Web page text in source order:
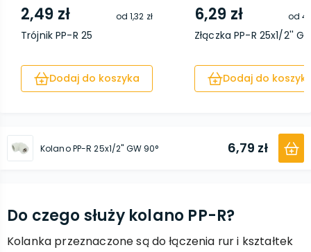
2,49 zł od1,32 zł
Trójnik PP-R 25
Dodaj do koszyka
6,29 zł od
Złączka PP-R 25x1/2''
Dodaj do
Kolano PP-R 25x1/2'' GW 90° 6,79 zł
Do czego służy kolano PP-R?
Kolanka przeznaczone są do łączenia rur i kształtek